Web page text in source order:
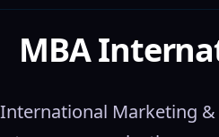
MBA
Marketing